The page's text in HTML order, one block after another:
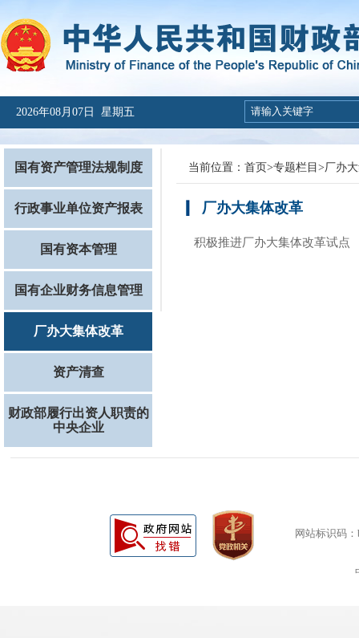
2026年08月07日 星期五
国有资产管理法规制度
行政事业单位资产报表
国有资本管理
国有企业财务信息管理
厂办大集体改革
资产清查
财政部履行出资人职责的
中央企业
当前位置： 首页>专题栏目 >厂办
厂办大集体改革
积极推进厂办大集体改革试点
网站标识码